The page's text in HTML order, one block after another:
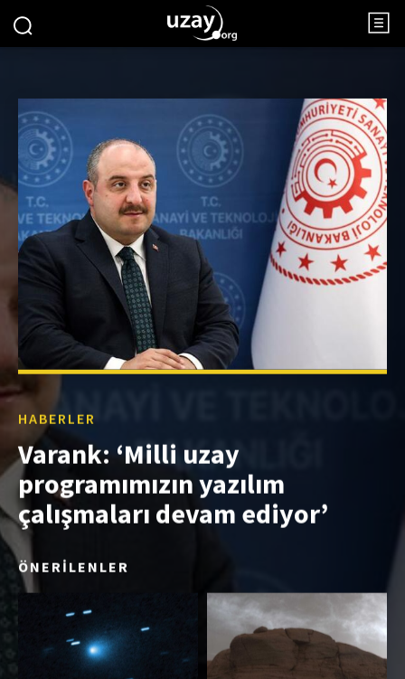
HABERLER
Varank: ‘Milli uzay
programımızın yazılım
çalışmaları devam ediyor’
ÖNERİLENLER